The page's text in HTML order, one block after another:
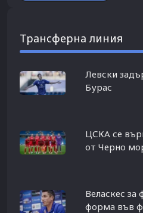
Трансферна линия
Левски
Бурас
ЦСКА се
от Черно
Веласкес за
форма във